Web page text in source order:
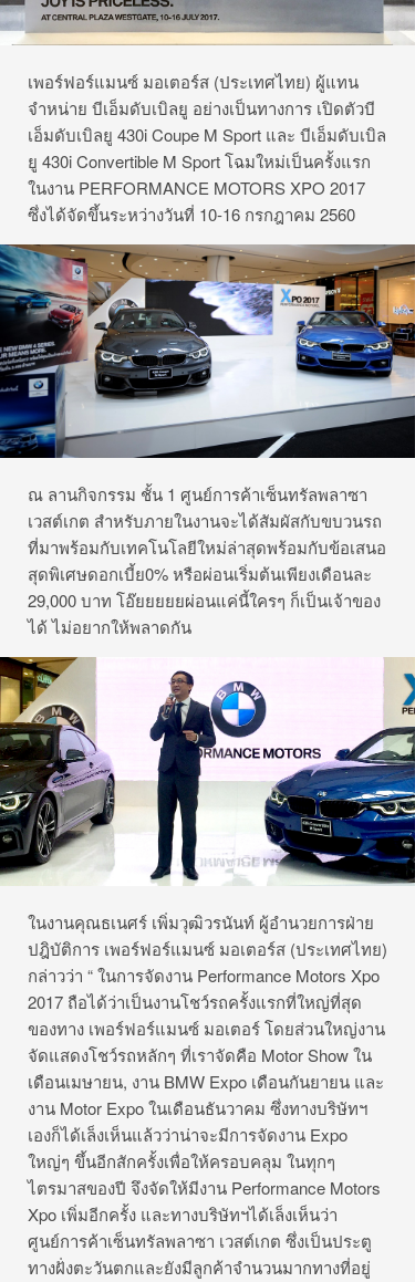
เพอร์ฟอร์แมนซ์ มอเตอร์ส (ประเทศไทย) ผู้แทน
จำหน่าย บีเอ็มดับเบิลยู อย่างเป็นทางการ เปิดตัวบี
เอ็มดับเบิลยู 430i Coupe M Sport และ บีเอ็มดับเบิล
ยู 430i Convertible M Sport โฉมใหม่เป็นครั้งแรก
ในงาน PERFORMANCE MOTORS XPO 2017
ซึ่งได้จัดขึ้นระหว่างวันที่ 10-16 กรกฎาคม 2560
ณ ลานกิจกรรม ชั้น 1 ศูนย์การค้าเซ็นทรัลพลาซา
เวสต์เกต สำหรับภายในงานจะได้สัมผัสกับขบวนรถ
ที่มาพร้อมกับเทคโนโลยีใหม่ล่าสุดพร้อมกับข้อเสนอ
สุดพิเศษดอกเบี้ย0% หรือผ่อนเริ่มต้นเพียงเดือนละ
29,000 บาท โอ๊ยยยยยผ่อนแค่นี้ใครๆ ก็เป็นเจ้าของ
ได้ ไม่อยากให้พลาดกัน
ในงานคุณธเนศร์ เพิ่มวุฒิวรนันท์ ผู้อำนวยการฝ่าย
ปฎิบัติการ เพอร์ฟอร์แมนซ์ มอเตอร์ส (ประเทศไทย)
กล่าวว่า “ ในการจัดงาน Performance Motors Xpo
2017 ถือได้ว่าเป็นงานโชว์รถครั้งแรกที่ใหญ่ที่สุด
ของทาง เพอร์ฟอร์แมนซ์ มอเตอร์ โดยส่วนใหญ่งาน
จัดแสดงโชว์รถหลักๆ ที่เราจัดคือ Motor Show ใน
เดือนเมษายน, งาน BMW Expo เดือนกันยายน และ
งาน Motor Expo ในเดือนธันวาคม ซึ่งทางบริษัทฯ
เองก็ได้เล็งเห็นแล้วว่าน่าจะมีการจัดงาน Expo
ใหญ่ๆ ขึ้นอีกสักครั้งเพื่อให้ครอบคลุม ในทุกๆ
ไตรมาสของปี จึงจัดให้มีงาน Performance Motors
Xpo เพิ่มอีกครั้ง และทางบริษัทฯได้เล็งเห็นว่า
ศูนย์การค้าเซ็นทรัลพลาซา เวสต์เกต ซึ่งเป็นประตู
ทางฝั่งตะวันตกและยังมีลูกค้าจำนวนมากทางที่อยู่